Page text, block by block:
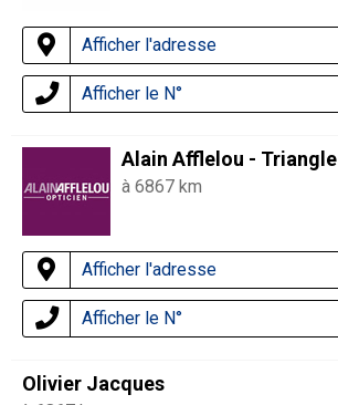
Afficher l'adresse
Afficher le N°
Alain Afflelou - Triangle
à 6867 km
Afficher l'adresse
Afficher le N°
Olivier Jacques